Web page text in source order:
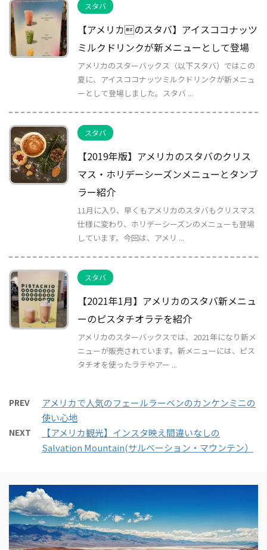
スタバ
【アメリカのスタバ】アイスココナッツ
ミルクドリンクが新メニューとして登場
アメリカのスターバックス（以下スタバ）ではこの
夏に、アイスココナッツミルクドリンクが新メニュ
ーとして登場しました。スタバ ...
スタバ
【2019年版】アメリカのスタバのクリス
マス・ホリデーシーズンメニューとタンブ
ラー紹介
11月に入り、早くもアメリカのスタバもクリスマス
仕様に変わり、ホリデーシーズンのメニューも登場
しています。今回は、アメリ ...
スタバ
【2021年1月】アメリカのスタバ新メニュ
ーのピスタチオラテを紹介
アメリカのスターバックスでは、2021年になり新メ
ニューが販売されています。新メニューには、ピス
タチオを使ったラテやアー ...
PREV
アメリカで人気のフェールラーベンのカンケンミニの
使い心地
NEXT
【アメリカ観光】インスタ映え間違いなしの
Salvation Mountain(サルベーション・マウンテン）